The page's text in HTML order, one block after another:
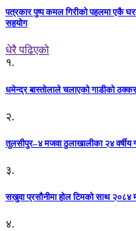
पत्रकार पुष्प कमल गिरीको पहलमा एकै
सहयोग
धेरै पढिएको
१.
धमेन्द्र बास्तोलाले चलाएको गाडीको
२.
तुलसीपुर–४ मजवा ठुलाखालीका २४
३.
सखुवा प्रसौनीमा होल टिमको साथ २०८४
४.